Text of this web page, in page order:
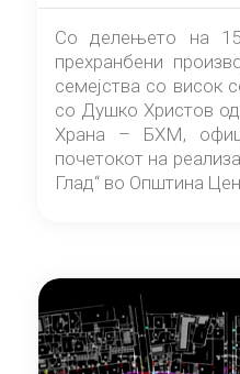
Со делењето на
прехранбени
семејства со висок
со Душко Христов
Храна – БХМ,
почетокот на
Глад“ во Општина